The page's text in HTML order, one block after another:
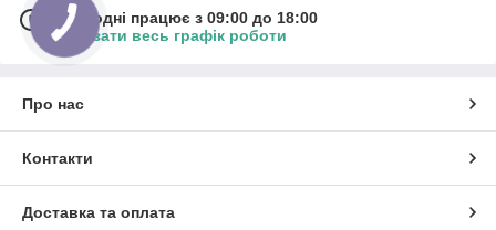
Сьогодні працює з 09:00 до 18:00
Показати весь графік роботи
Про нас
Контакти
Доставка та оплата